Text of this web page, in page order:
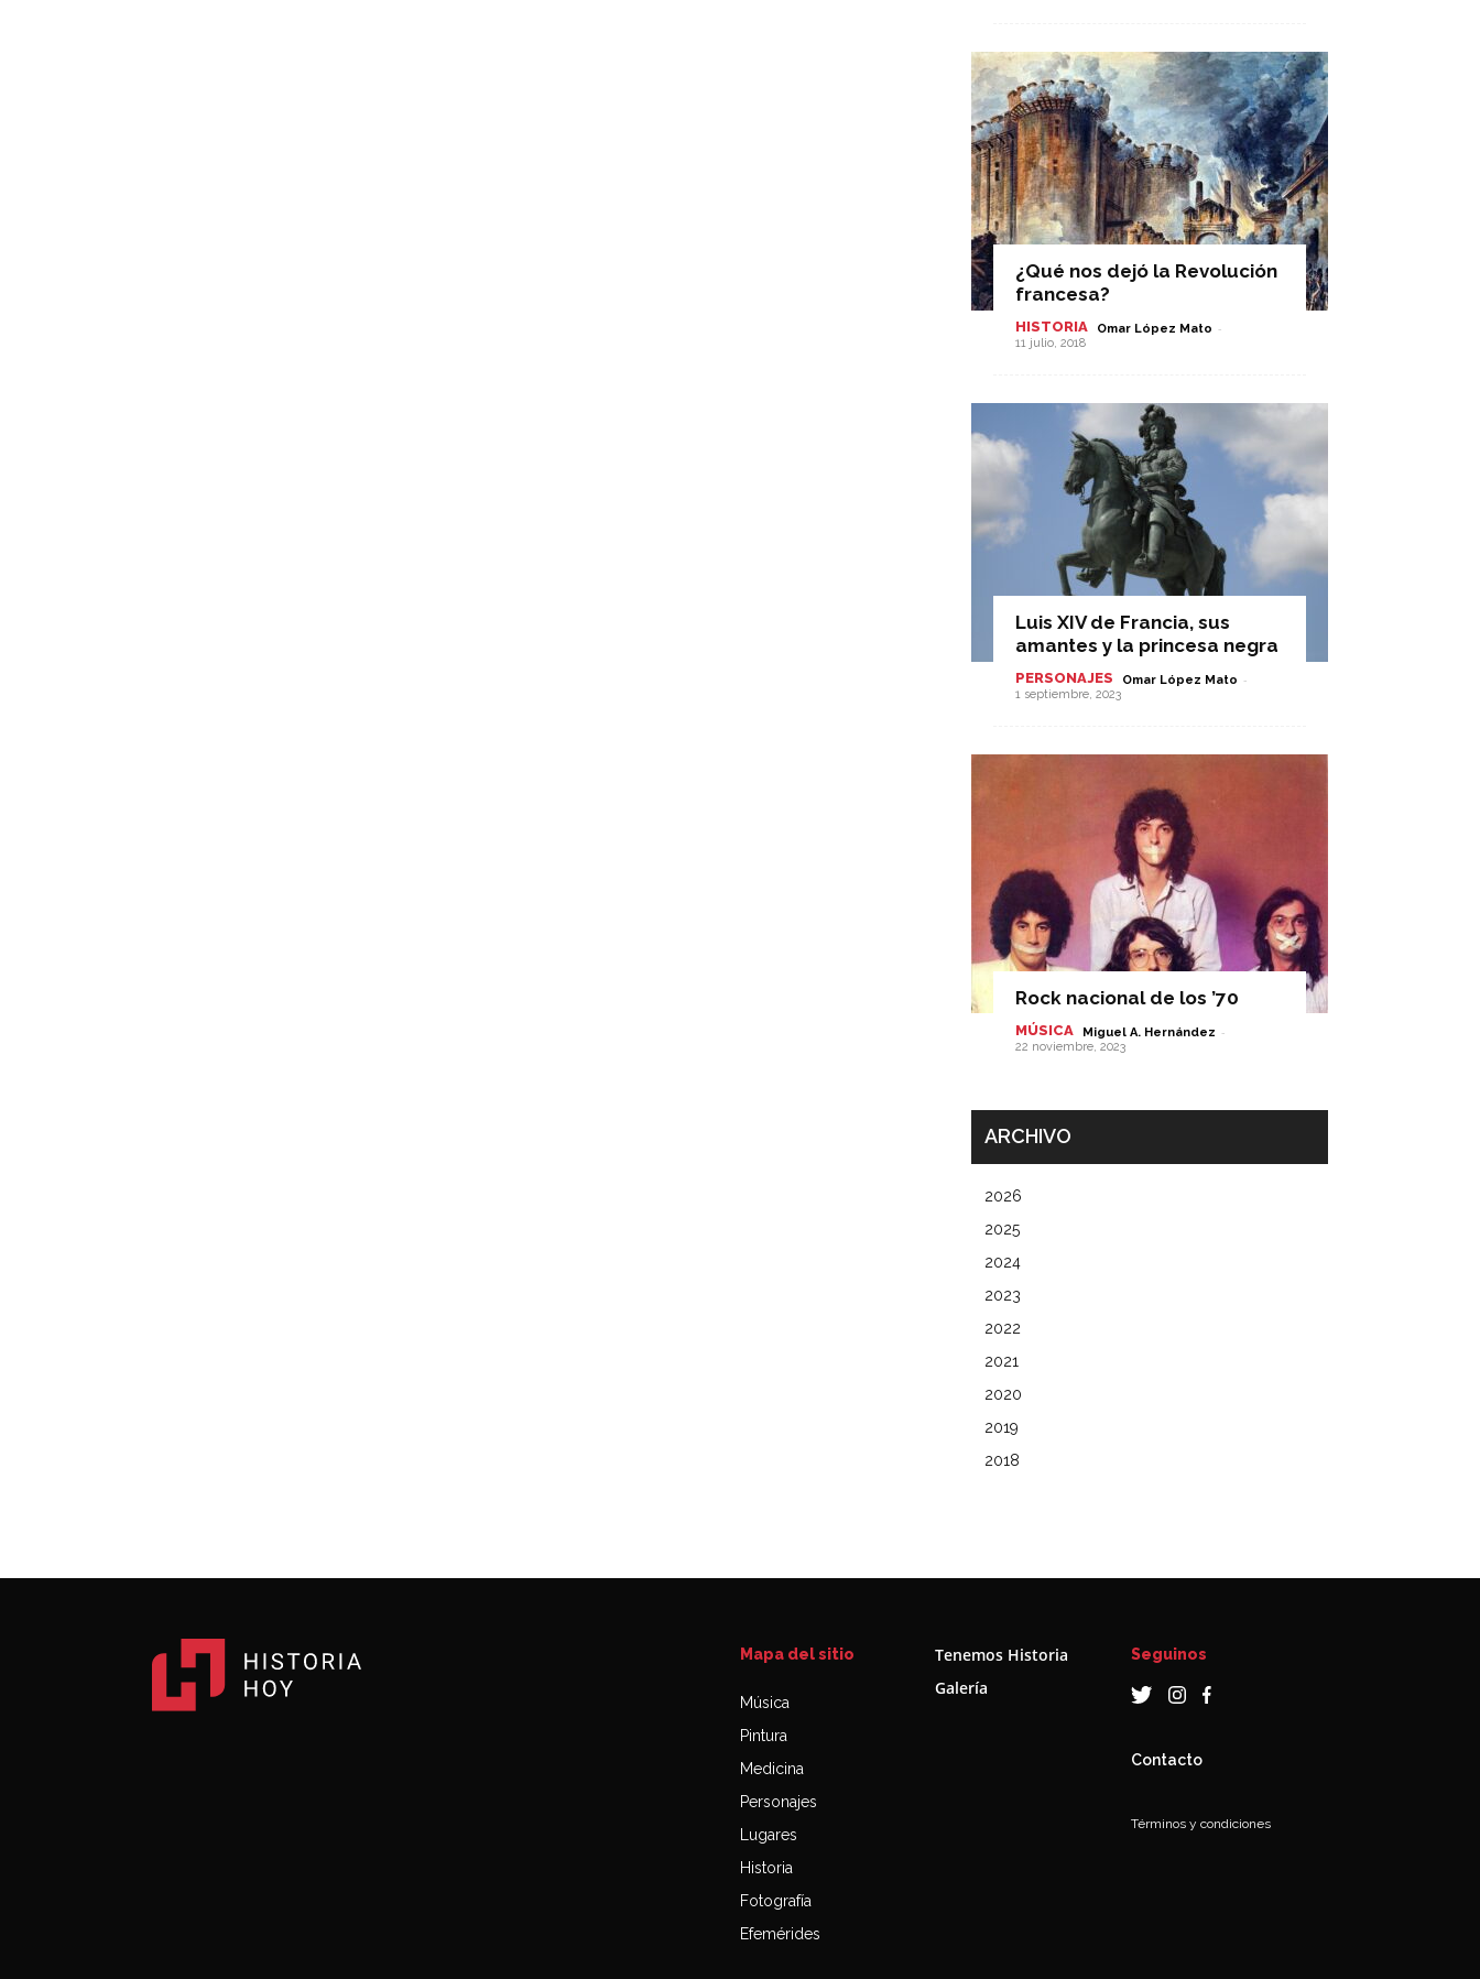
¿Qué nos dejó la Revolución
francesa?
HISTORIA Omar López Mato -
11 julio, 2018
Luis XIV de Francia, sus
amantes y la princesa negra
PERSONAJES Omar López Mato -
1 septiembre, 2023
Rock nacional de los ’70
MÚSICA Miguel A. Hernández -
22 noviembre, 2023
ARCHIVO
2026
2025
2024
2023
2022
2021
2020
2019
2018
Mapa del sitio
Música
Pintura
Medicina
Personajes
Lugares
Historia
Fotografía
Efemérides
Tenemos Historia
Galería
Seguinos
Contacto
Términos y condiciones